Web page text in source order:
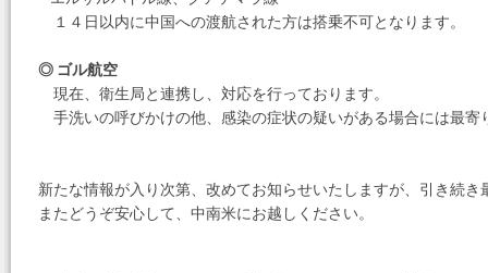
１４日以内に中国への渡航された方は搭乗不可となります。
◎ ゴル航空
現在、衛生局と連携し、対応を行っております。
手洗いの呼びかけの他、感染の症状の疑いがある場合には最寄
新たな情報が入り次第、改めてお知らせいたしますが、引き続
またどうぞ安心して、中南米にお越しください。